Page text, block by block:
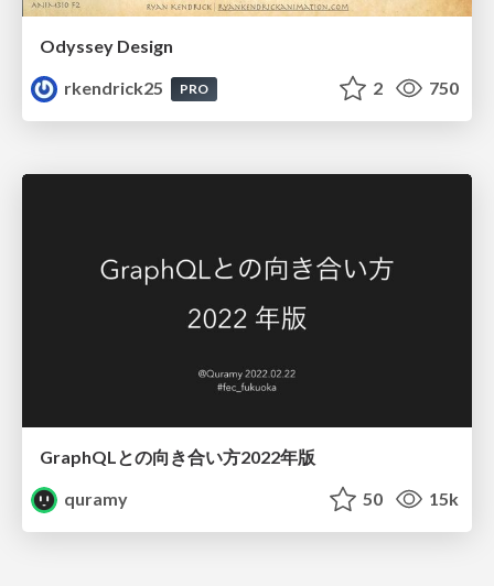
Odyssey Design
rkendrick25
PRO 2 750
GraphQLとの向き合い方2022年版
quramy
50 15k